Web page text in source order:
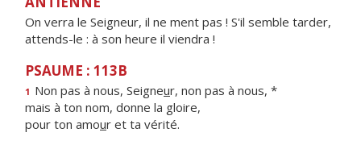
On verra le Seigneur, il ne ment pas ! S'il semble tarder,
attends-le : à son heure il viendra !
PSAUME : 113B
1 Non pas à nous, Seigneur, non pas à nous, *
mais à ton nom, donne la gloire,
pour ton amour et ta vérité.